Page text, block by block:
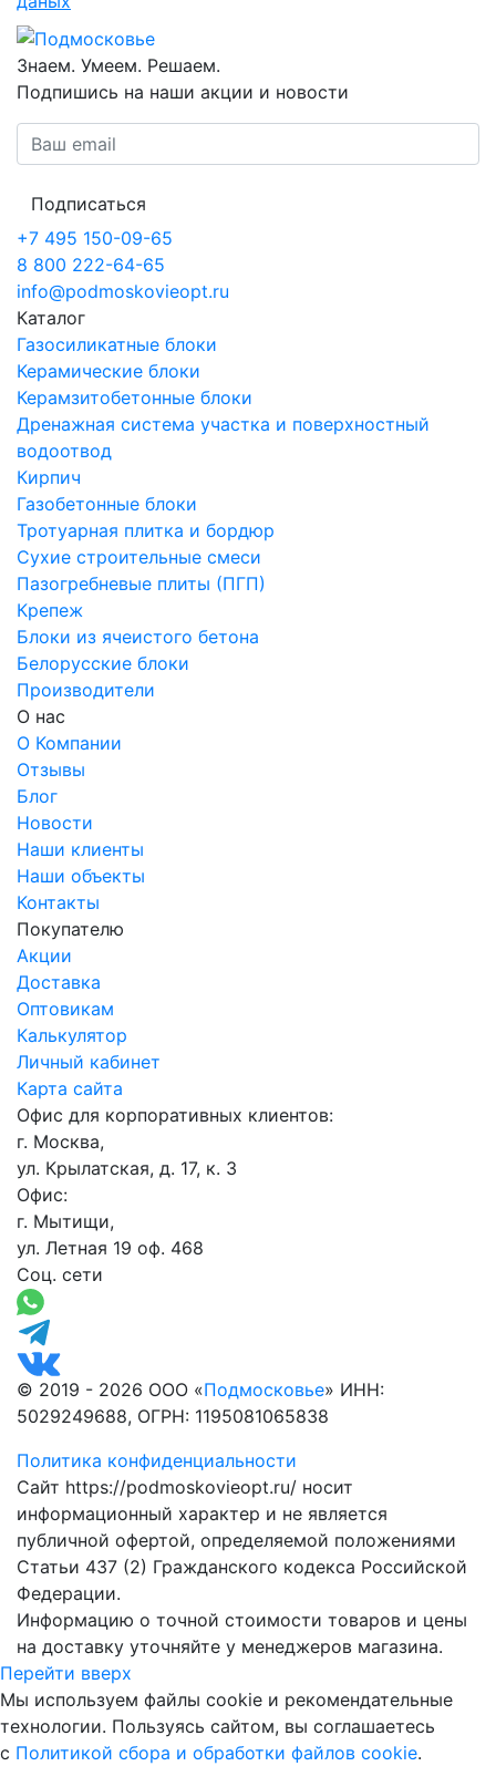
Знаем. Умеем. Решаем.
Подпишись на наши акции и новости
Подписаться
+7 495 150-09-65
8 800 222-64-65
info@podmoskovieopt.ru
Каталог
Газосиликатные блоки
Керамические блоки
Керамзитобетонные блоки
Дренажная система участка и поверхностный
водоотвод
Кирпич
Газобетонные блоки
Тротуарная плитка и бордюр
Сухие строительные смеси
Пазогребневые плиты (ПГП)
Крепеж
Блоки из ячеистого бетона
Белорусские блоки
Производители
О нас
О Компании
Отзывы
Блог
Новости
Наши клиенты
Наши объекты
Контакты
Покупателю
Акции
Доставка
Оптовикам
Калькулятор
Личный кабинет
Карта сайта
Офис для корпоративных клиентов:
г. Москва,
ул. Крылатская, д. 17, к. 3
Офис:
г. Мытищи,
ул. Летная 19 оф. 468
Соц. сети
© 2019 - 2026 ООО «Подмосковье» ИНН:
5029249688, ОГРН: 1195081065838
Политика конфиденциальности
Сайт https://podmoskovieopt.ru/ носит
информационный характер и не является
публичной офертой, определяемой положениями
Статьи 437 (2) Гражданского кодекса Российской
Федерации.
Информацию о точной стоимости товаров и цены
на доставку уточняйте у менеджеров магазина.
Перейти вверх
Мы используем файлы cookie и рекомендательные
технологии. Пользуясь сайтом, вы соглашаетесь
с Политикой сбора и обработки файлов cookie.